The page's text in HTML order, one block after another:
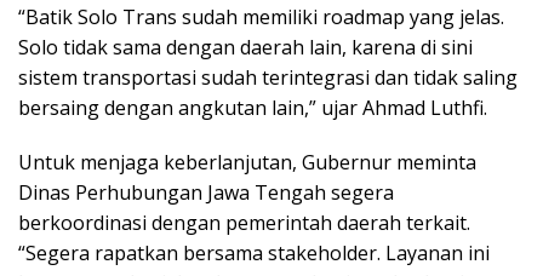
“Batik Solo Trans sudah memiliki roadmap yang jelas.
Solo tidak sama dengan daerah lain, karena di sini
sistem transportasi sudah terintegrasi dan tidak saling
bersaing dengan angkutan lain,” ujar Ahmad Luthfi.
Untuk menjaga keberlanjutan, Gubernur meminta
Dinas Perhubungan Jawa Tengah segera
berkoordinasi dengan pemerintah daerah terkait.
“Segera rapatkan bersama stakeholder. Layanan ini